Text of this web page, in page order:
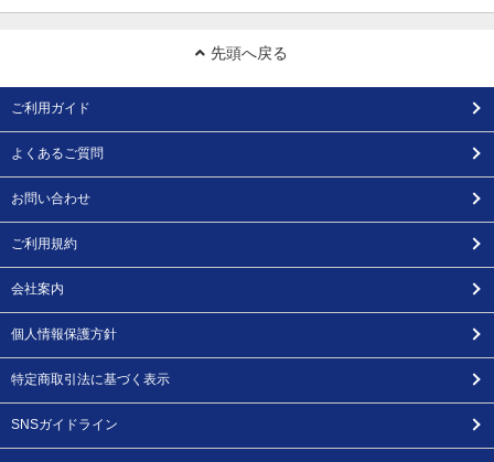
先頭へ戻る
ご利用ガイド
よくあるご質問
お問い合わせ
ご利用規約
会社案内
個人情報保護方針
特定商取引法に基づく表示
SNSガイドライン